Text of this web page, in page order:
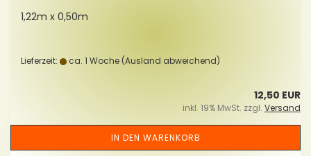
1,22m x 0,50m
Lieferzeit: ca. 1 Woche (Ausland abweichend)
12,50 EUR
inkl. 19% MwSt. zzgl. Versand
IN DEN WARENKORB